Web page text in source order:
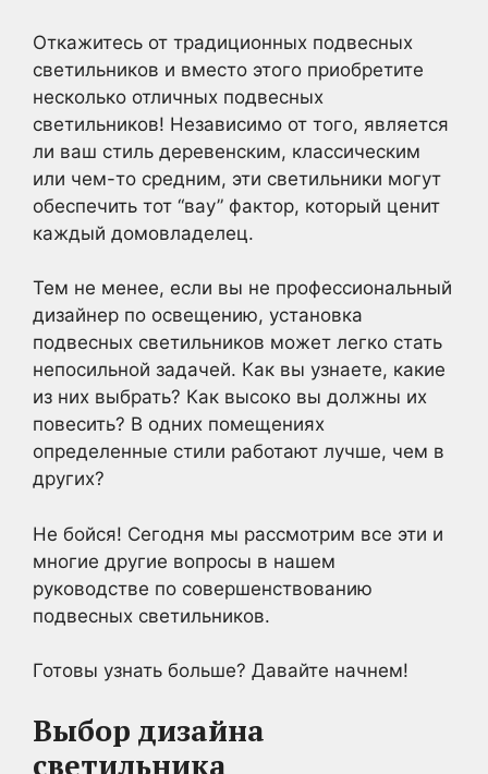
Откажитесь от традиционных подвесных
светильников и вместо этого приобретите
несколько отличных подвесных
светильников! Независимо от того, является
ли ваш стиль деревенским, классическим
или чем-то средним, эти светильники могут
обеспечить тот “вау” фактор, который ценит
каждый домовладелец.
Тем не менее, если вы не профессиональный
дизайнер по освещению, установка
подвесных светильников может легко стать
непосильной задачей. Как вы узнаете, какие
из них выбрать? Как высоко вы должны их
повесить? В одних помещениях
определенные стили работают лучше, чем в
других?
Не бойся! Сегодня мы рассмотрим все эти и
многие другие вопросы в нашем
руководстве по совершенствованию
подвесных светильников.
Готовы узнать больше? Давайте начнем!
Выбор дизайна
светильника